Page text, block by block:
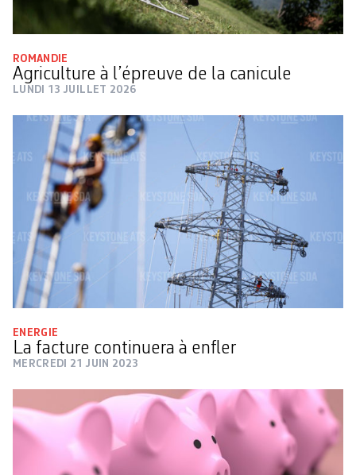
ROMANDIE
Agriculture à l’épreuve de la canicule
LUNDI 13 JUILLET 2026
ENERGIE
La facture continuera à enfler
MERCREDI 21 JUIN 2023